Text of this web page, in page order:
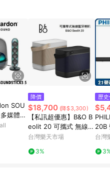
SOU
媒體水
版 三
降價
$18,700 (降$3,300)
【私訊超優惠】B&O B
eolit 20 可攜式 無線
藍牙喇叭(有兩色) LIT2
台灣樂天市場
3%
歷
20B
1
台灣